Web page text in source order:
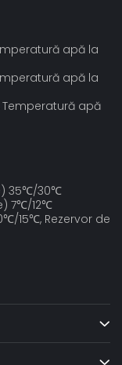
apă la
apă la
apă
35℃/30℃
7℃/12℃
15℃, Rezervor de